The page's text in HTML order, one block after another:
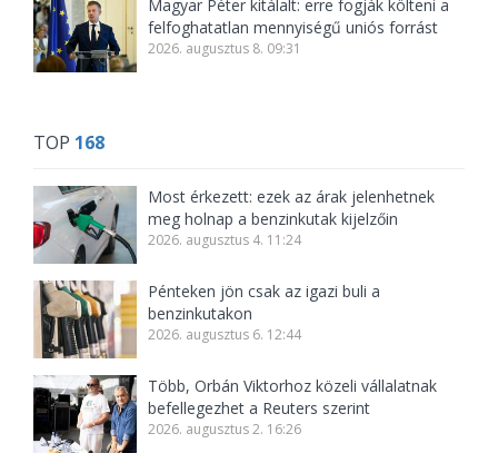
Magyar Péter kitálalt: erre fogják költeni a
felfoghatatlan mennyiségű uniós forrást
2026. augusztus 8. 09:31
TOP 168
Most érkezett: ezek az árak jelenhetnek
meg holnap a benzinkutak kijelzőin
2026. augusztus 4. 11:24
Pénteken jön csak az igazi buli a
benzinkutakon
2026. augusztus 6. 12:44
Több, Orbán Viktorhoz közeli vállalatnak
befellegezhet a Reuters szerint
2026. augusztus 2. 16:26